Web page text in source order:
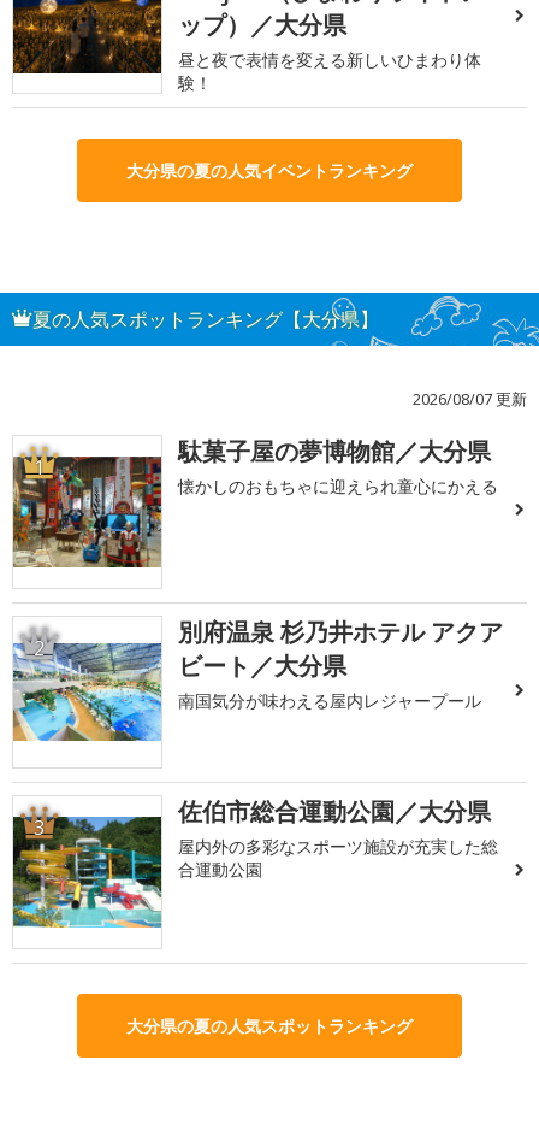
ップ）／大分県
昼と夜で表情を変える新しいひまわり体
験！
大分県の夏の人気イベントランキング
夏の人気スポットランキング【大分県】
2026/08/07 更新
1 駄菓子屋の夢博物館／大分県
懐かしのおもちゃに迎えられ童心にかえる
2
別府温泉 杉乃井ホテル アクア
ビート／大分県
南国気分が味わえる屋内レジャープール
3 佐伯市総合運動公園／大分県
屋内外の多彩なスポーツ施設が充実した総
合運動公園
大分県の夏の人気スポットランキング